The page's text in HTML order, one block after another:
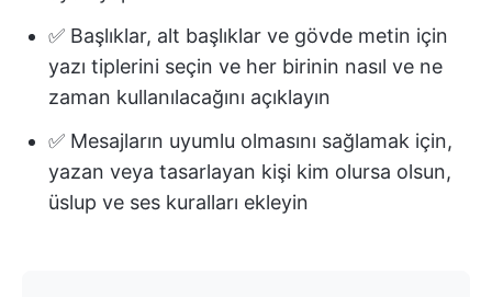
✅ Başlıklar, alt başlıklar ve gövde metin için
yazı tiplerini seçin ve her birinin nasıl ve ne
zaman kullanılacağını açıklayın
✅ Mesajların uyumlu olmasını sağlamak için,
yazan veya tasarlayan kişi kim olursa olsun,
üslup ve ses kuralları ekleyin